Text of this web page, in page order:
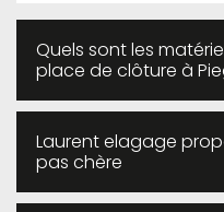
Quels sont les
place de clôture à
Laurent elagage
pas chère